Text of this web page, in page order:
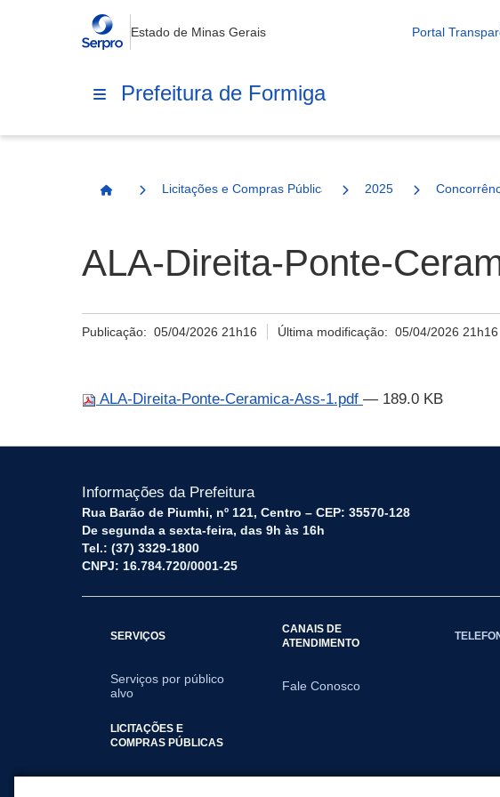
Estado de Minas Gerais Portal
Prefeitura de Formiga
Página Inicial
Licitações e Compras Públicas 2025
ALA-Direita-Ponte-
Publicação: 05/04/2026 21h16 Última modificação:05/04/2026 21h16
ALA-Direita-Ponte-Ceramica-Ass-1.pdf — 189.0 KB
Informações da Prefeitura
Rua Barão de Piumhi, nº 121, Centro – CEP: 35570-128
De segunda a sexta-feira, das 9h às 16h
Tel.: (37) 3329-1800
CNPJ: 16.784.720/0001-25
SERVIÇOS
Serviços por público
alvo
CANAIS DE
ATENDIMENTO
Fale Conosco
LICITAÇÕES E
COMPRAS PÚBLICAS